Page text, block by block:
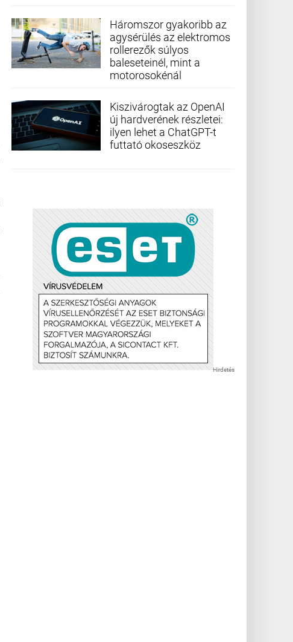
Háromszor gyakoribb az
agysérülés az elektromos
rollerezők súlyos
baleseteinél, mint a
motorosokénál
Kiszivárogtak az OpenAI
új hardverének részletei:
ilyen lehet a ChatGPT-t
futtató okoseszköz
Hirdetés